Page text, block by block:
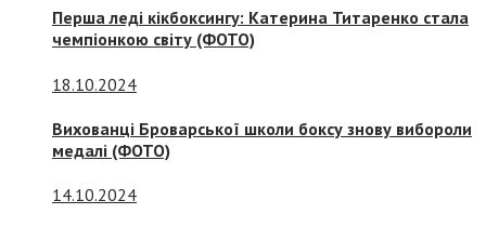
Перша леді кікбоксингу: Катерина Титаренко стала
чемпіонкою світу (ФОТО)
18.10.2024
Вихованці Броварської школи боксу знову вибороли
медалі (ФОТО)
14.10.2024